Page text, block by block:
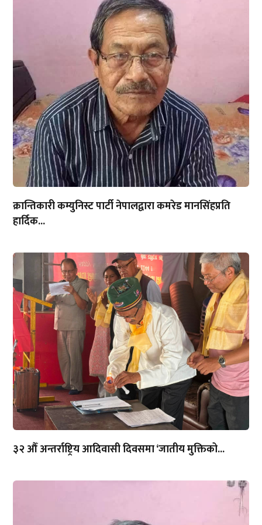
क्रान्तिकारी कम्युनिस्ट पार्टी नेपालद्वारा कमरेड मानसिंहप्रति
हार्दिक...
३२ औँ अन्तर्राष्ट्रिय आदिवासी दिवसमा ‘जातीय मुक्तिको...